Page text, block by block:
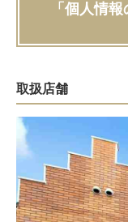
「個人情
取扱店舗